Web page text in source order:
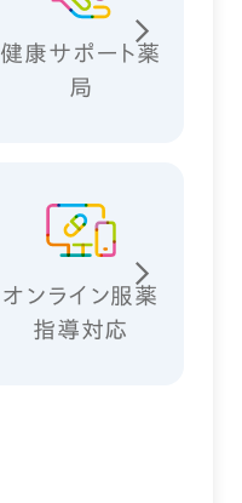
健康サポート薬
局
オンライン服薬
指導対応